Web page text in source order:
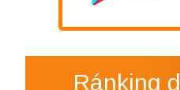
Ránking